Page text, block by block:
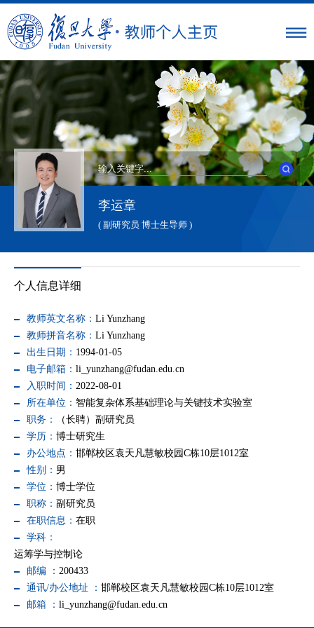
李运章
( 副研究员 博士生导师 )
个人信息详细
教师英文名称： Li Yunzhang
教师拼音名称： Li Yunzhang
出生日期： 1994-01-05
电子邮箱： li_yunzhang@fudan.edu.cn
入职时间： 2022-08-01
所在单位： 智能复杂体系基础理论与关键技术实验室
职务：
（长聘）副研究员
学历： 博士研究生
办公地点： 邯郸校区袁天凡慧敏校园C栋10层1012室
性别： 男
学位： 博士学位
职称： 副研究员
在职信息： 在职
学科：
运筹学与控制论
邮编 ： 200433
通讯/办公地址 ： 邯郸校区袁天凡慧敏校园C栋10层1012室
邮箱 ： li_yunzhang@fudan.edu.cn